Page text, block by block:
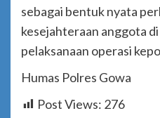
sebagai bentuk nyata
kesejahteraan anggota
pelaksanaan operasi
Humas Polres Gowa
Post Views: 276